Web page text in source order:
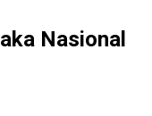
Nasional